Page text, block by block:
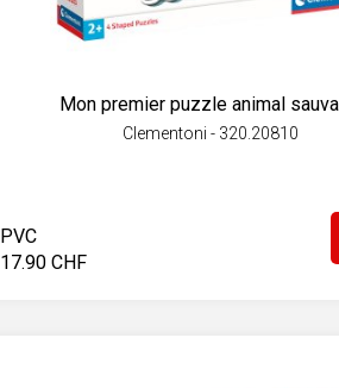
Mon premier puzzle animal
Clementoni - 320.20810
PVC
17.90 CHF